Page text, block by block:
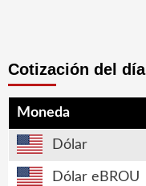
Cotización del día
Moneda
Dólar
Dólar eBROU